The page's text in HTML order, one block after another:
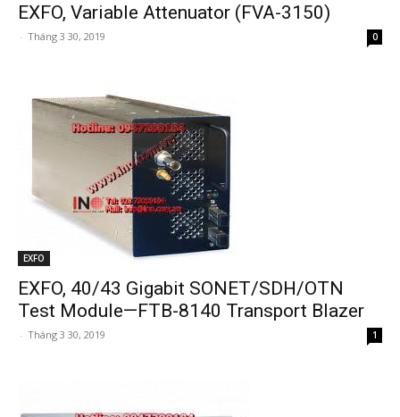
EXFO, Variable Attenuator (FVA-3150)
- Tháng 3 30, 2019 0
EXFO
EXFO, 40/43 Gigabit SONET/SDH/OTN
Test Module—FTB-8140 Transport Blazer
- Tháng 3 30, 2019 1